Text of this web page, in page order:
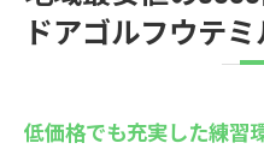
ドアゴルフウテ
低価格でも充実した練習